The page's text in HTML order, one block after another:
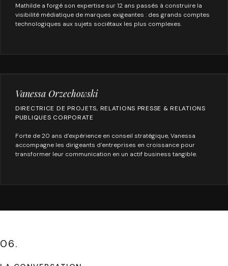
Mathilde a forgé son expertise sur 12 ans passés à construire la
visibilité médiatique de marques exigeantes : des grands comptes
technologiques aux sujets sociétaux les plus complexes.
Vanessa Orzechowski
DIRECTRICE DE PROJETS, RELATIONS PRESSE & RELATIONS
PUBLIQUES CORPORATE
Forte de 20 ans d’expérience en conseil stratégique, Vanessa
accompagne les dirigeants d’entreprises en croissance pour
transformer leur communication en un actif business tangible.
06.